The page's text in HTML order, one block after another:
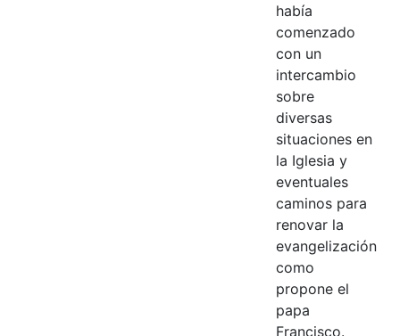
había
comenzado
con un
intercambio
sobre
diversas
situaciones en
la Iglesia y
eventuales
caminos para
renovar la
evangelización
como
propone el
papa
Francisco.